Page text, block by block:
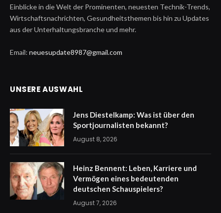
Einblicke in die Welt der Prominenten, neuesten Technik-Trends,
Wirtschaftsnachrichten, Gesundheitsthemen bis hin zu Updates
aus der Unterhaltungsbranche und mehr.
Email: neuesupdate8987@gmail.com
UNSERE AUSWAHL
Jens Diestelkamp: Was ist über den
Sportjournalisten bekannt?
August 8, 2026
Heinz Bennent: Leben, Karriere und
Vermögen eines bedeutenden
deutschen Schauspielers?
August 7, 2026